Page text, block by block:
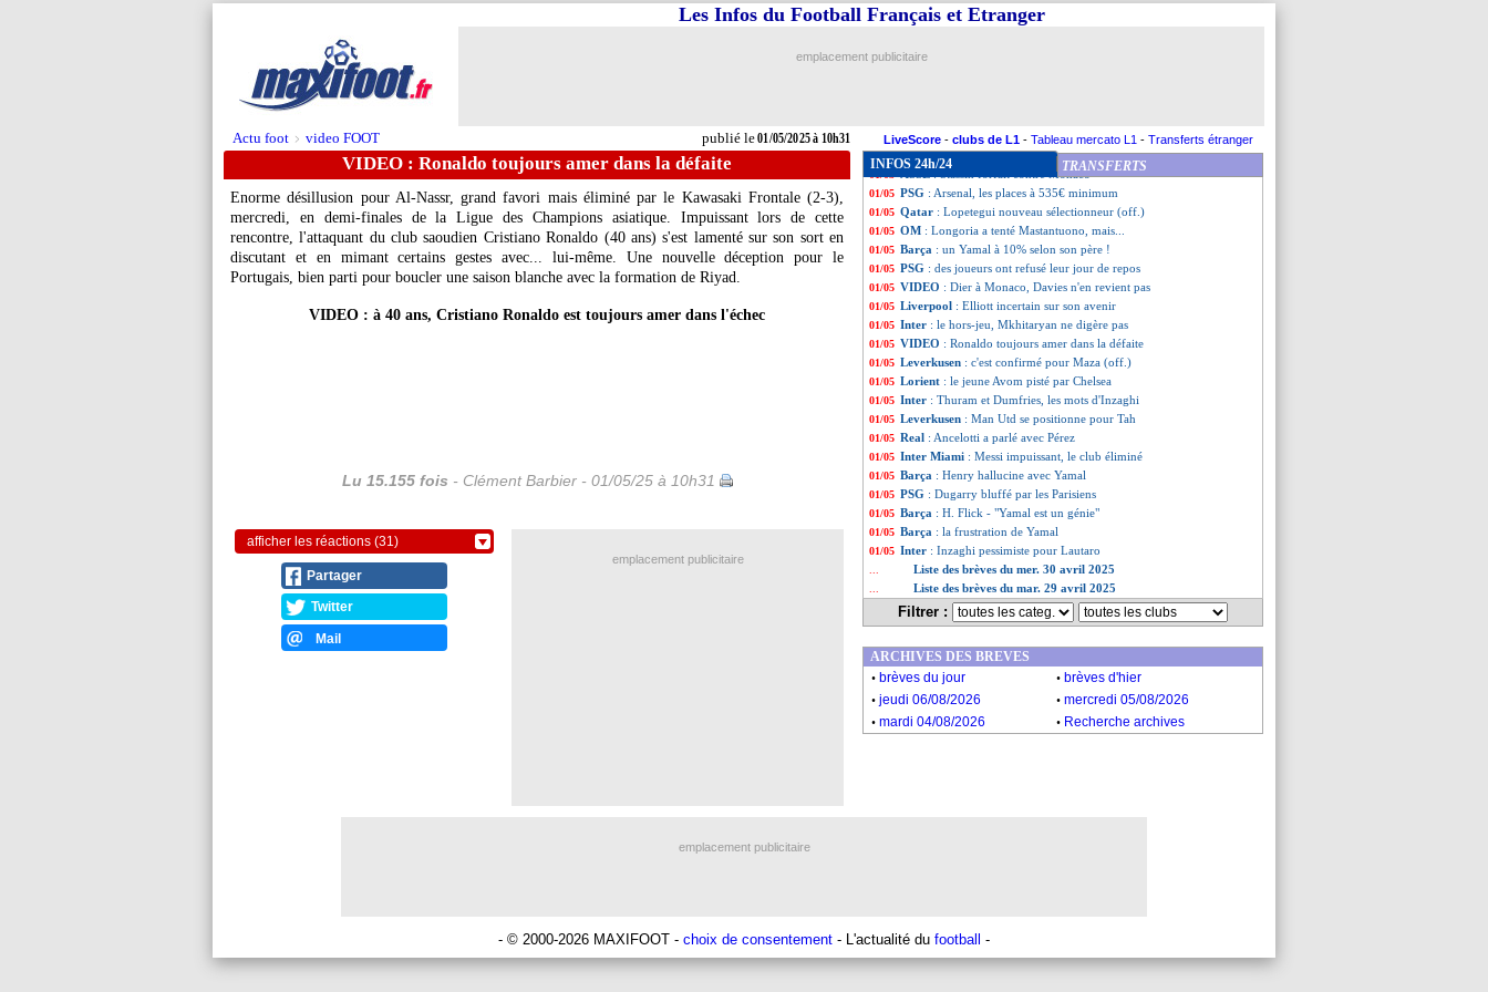
Actu foot > video FOOT publié le01/05/2025 à 10h31
Les Infos du Football Français et Etranger
emplacement publicitaire
LiveScore - clubs de L1 - Tableau mercato L1 - Transferts étranger
VIDEO : Ronaldo toujours amer dans la défaite
Enorme désillusion pour Al-Nassr, grand favori mais éliminé par le Kawasaki Frontale (2-3),
mercredi, en demi-finales de la Ligue des Champions asiatique. Impuissant lors de cette
rencontre, l'attaquant du club saoudien Cristiano Ronaldo (40 ans) s'est lamenté sur son sort en
discutant et en mimant certains gestes avec... lui-même. Une nouvelle déception pour le
Portugais, bien parti pour boucler une saison blanche avec la formation de Riyad.
VIDEO : à 40 ans, Cristiano Ronaldo est toujours amer dans l'échec
Lu 15.155 fois - Clément Barbier - 01/05/25 à 10h31
afficher les réactions (31)
Partager
Twitter
Mail
INFOS 24h/24 TRANSFERTS
01/05 Man City: Rodri, la patience de Guardiola
01/05 Real: Vazquez et Modric, un accord particulier
01/05 Barça
01/05 Bayern : Müller, une passerelle vers le LAFC ?
01/05 Barça: Raphinha se rapproche d'un record de CR7
: Stassin forfait contre Monaco
01/05 PSG : Arsenal, les places à 535€ minimum
01/05 Qatar : Lopetegui nouveau sélectionneur (off.)
01/05 OM : Longoria a tenté Mastantuono, mais...
01/05 Barça : un Yamal à 10% selon son père !
01/05 PSG : des joueurs ont refusé leur jour de repos
01/05 VIDEO : Dier à Monaco, Davies n'en revient pas
01/05 Liverpool : Elliott incertain sur son avenir
01/05 Inter : le hors-jeu, Mkhitaryan ne digère pas
01/05 VIDEO : Ronaldo toujours amer dans la défaite
01/05 Leverkusen : c'est confirmé pour Maza (off.)
01/05 Lorient : le jeune Avom pisté par Chelsea
01/05 Inter : Thuram et Dumfries, les mots d'Inzaghi
01/05 Leverkusen : Man Utd se positionne pour Tah
01/05 Real : Ancelotti a parlé avec Pérez
01/05 Inter Miami : Messi impuissant, le club éliminé
01/05 Barça : Henry hallucine avec Yamal
01/05 PSG : Dugarry bluffé par les Parisiens
01/05 Barça : H. Flick - "Yamal est un génie"
01/05 Barça : la frustration de Yamal
01/05 Inter : Inzaghi pessimiste pour Lautaro
Liste des brèves du mer. 30 avril 2025
Liste des brèves du mar. 29 avril 2025
Filtrer :
emplacement publicitaire
ARCHIVES DES BREVES
. brèves du jour . brèves d'hier
. jeudi 06/08/2026 . mercredi 05/08/2026
. mardi 04/08/2026 . Recherche archives
emplacement publicitaire
- © 2000-2026 MAXIFOOT - choix de consentement - L'actualité du football -